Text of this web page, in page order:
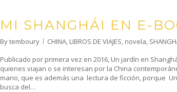
MI SHANGHÁI EN E-
Bytemboury CHINA, LIBROS DE VIAJES, novela,
Publicado por primera vez en 2016, Un jardín en
quienes viajan o se interesan por la China
mano, que es además una lectura de ficción, porque
busca del…